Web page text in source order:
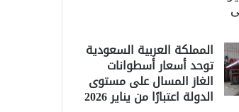
المملكة العربية السعودية
توحد أسعار أسطوانات
الغاز المسال على مستوى
الدولة اعتبارًا من يناير 2026